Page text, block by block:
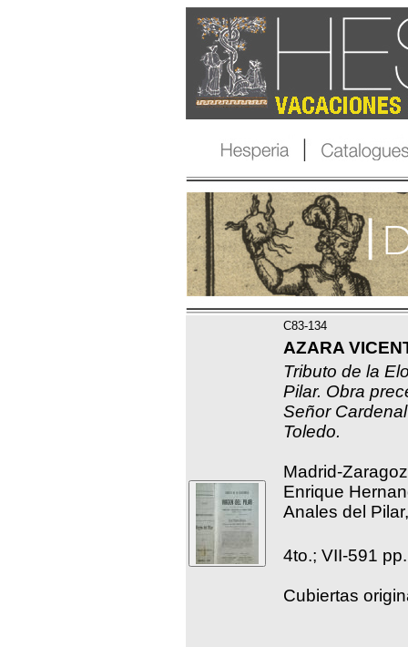
C83-134
AZARA
Tributo de la
Pilar. Obra
Señor
Toledo.
Madrid-
Enrique
Anales del
4to.; VII-591 pp.
Cubiertas